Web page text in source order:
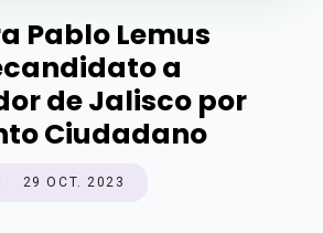
Pablo Lemus
a
de Jalisco por
Ciudadano
29 OCT. 2023